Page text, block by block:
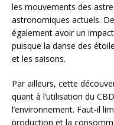
les mouvements des
astronomiques actuels.
également avoir un
puisque la danse des
et les saisons.
Par ailleurs, cette
quant à l’utilisation du
l’environnement. Faut-il
production et la